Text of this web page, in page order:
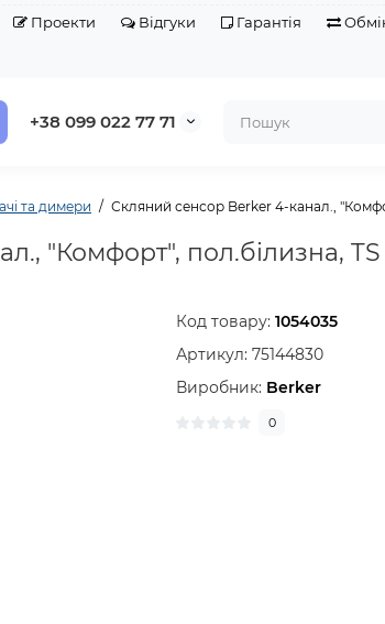
Проекти Відгуки Гарантія
+38 099 022 77 71
та димери Скляний сенсор Berker 4-канал.,
"Комфорт", пол.білизна, TS
Код товару:1054035
Артикул:75144830
Виробник: Berker
0